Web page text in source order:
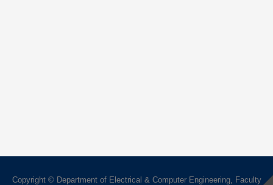
Copyright © Department of Electrical & Computer Engineering, Faculty